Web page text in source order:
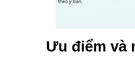
Ưu điểm và